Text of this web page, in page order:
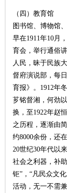
（四）教育馆
图书馆、博物馆
早在1911年10月
育会，举行通俗
人民，昧于民族
督府演说部，每
育报》。1912年
芗铭督湘，何劲
换，至1922年赵
之历程，逐渐由
约8000余份，还
20世纪30年代以
社会之利器，补
钜”，“凡民众文
活动，无一不需